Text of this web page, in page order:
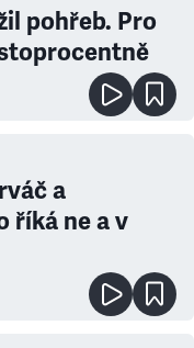
pohřeb. Pro
a
říká ne a v